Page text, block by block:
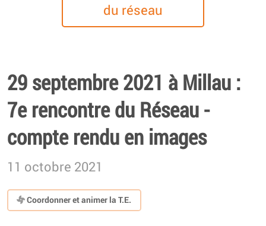
du réseau
29 septembre 2021 à Millau :
7e rencontre du Réseau -
compte rendu en images
11 octobre 2021
Coordonner et animer la T.E.